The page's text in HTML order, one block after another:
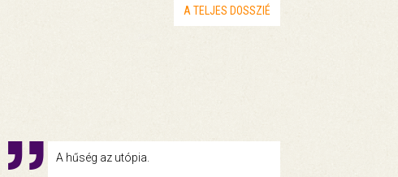
A TELJES DOSSZIÉ
A hűség az utópia.